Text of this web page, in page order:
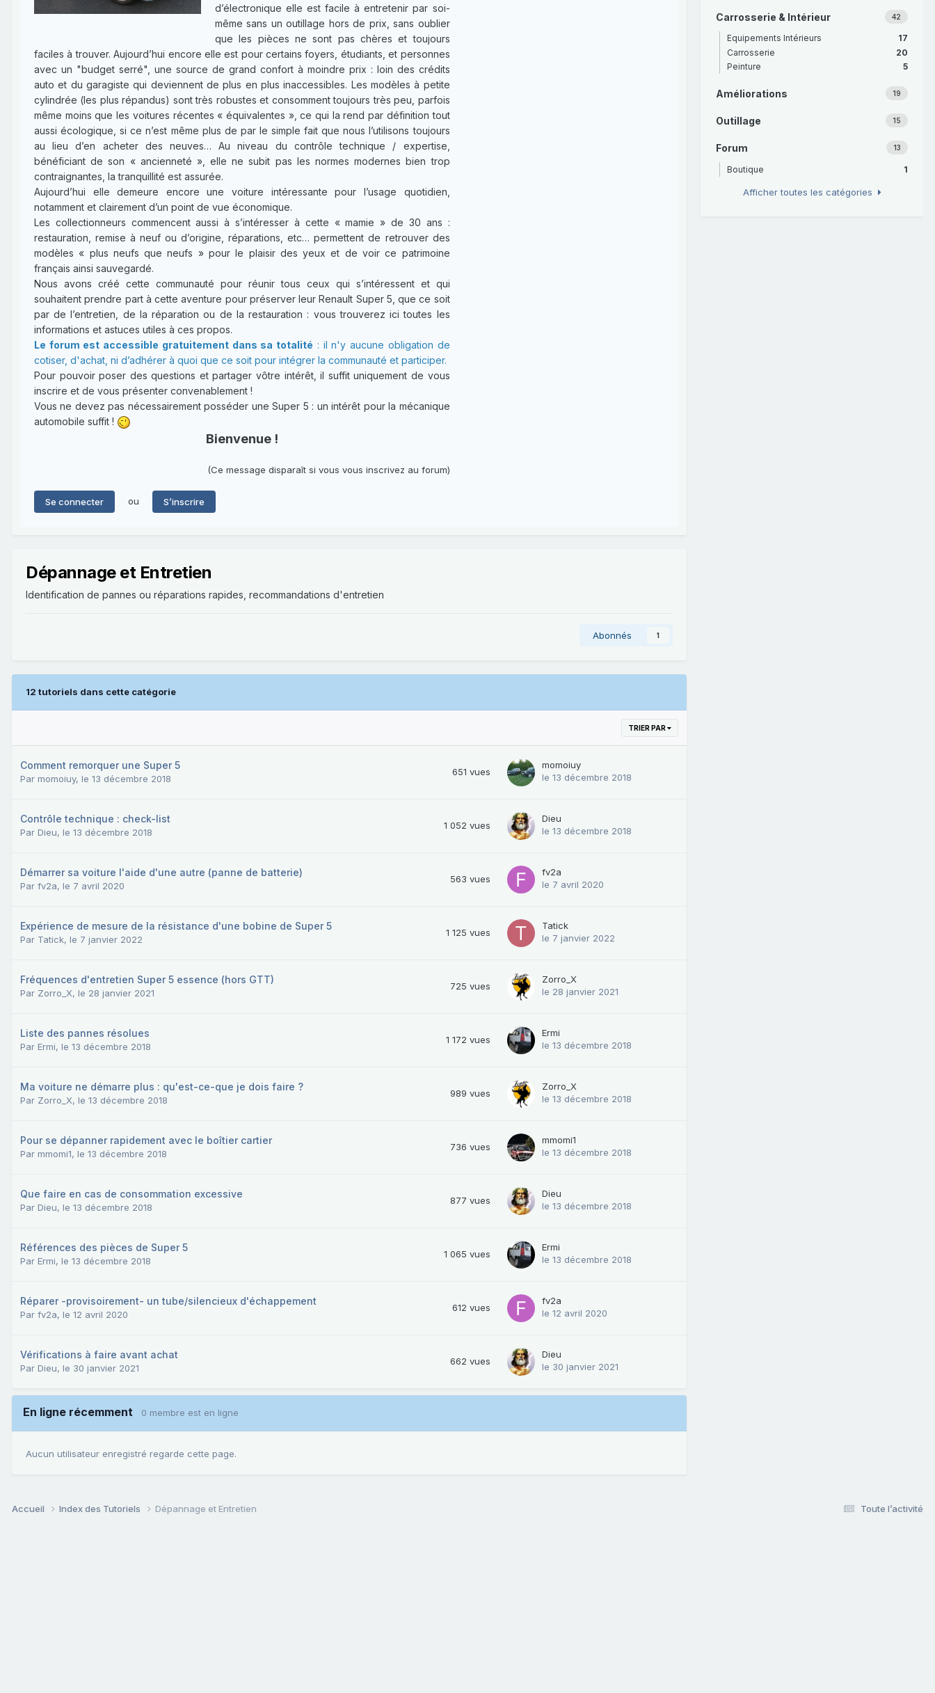
d’électronique elle est facile à entretenir par soi-
même sans un outillage hors de prix, sans oublier
que les pièces ne sont pas chères et toujours
faciles à trouver. Aujourd’hui encore elle est pour certains foyers, étudiants, et personnes
avec un "budget serré", une source de grand confort à moindre prix : loin des crédits
auto et du garagiste qui deviennent de plus en plus inaccessibles. Les modèles à petite
cylindrée (les plus répandus) sont très robustes et consomment toujours très peu, parfois
même moins que les voitures récentes « équivalentes », ce qui la rend par définition tout
aussi écologique, si ce n’est même plus de par le simple fait que nous l’utilisons toujours
au lieu d’en acheter des neuves… Au niveau du contrôle technique / expertise,
bénéficiant de son « ancienneté », elle ne subit pas les normes modernes bien trop
contraignantes, la tranquillité est assurée.
Aujourd’hui elle demeure encore une voiture intéressante pour l’usage quotidien,
notamment et clairement d’un point de vue économique.
Les collectionneurs commencent aussi à s’intéresser à cette « mamie » de 30 ans :
restauration, remise à neuf ou d’origine, réparations, etc… permettent de retrouver des
modèles « plus neufs que neufs » pour le plaisir des yeux et de voir ce patrimoine
français ainsi sauvegardé.
Nous avons créé cette communauté pour réunir tous ceux qui s’intéressent et qui
souhaitent prendre part à cette aventure pour préserver leur Renault Super 5, que ce soit
par de l’entretien, de la réparation ou de la restauration : vous trouverez ici toutes les
informations et astuces utiles à ces propos.
Le forum est accessible gratuitement dans sa totalité : il n'y aucune obligation de
cotiser, d'achat, ni d’adhérer à quoi que ce soit pour intégrer la communauté et participer.
Pour pouvoir poser des questions et partager vôtre intérêt, il suffit uniquement de vous
inscrire et de vous présenter convenablement !
Vous ne devez pas nécessairement posséder une Super 5 : un intérêt pour la mécanique
automobile suffit !
Bienvenue !
(Ce message disparaît si vous vous inscrivez au forum)
Se connecter ou S’inscrire
Dépannage et Entretien
Identification de pannes ou réparations rapides, recommandations d'entretien
Abonnés 1
12 tutoriels dans cette catégorie
TRIER PAR
Comment remorquer une Super 5
Par momoiuy, le 13 décembre 2018
651 vues
momoiuy
le 13 décembre 2018
Contrôle technique : check-list
Par Dieu, le 13 décembre 2018
1 052 vues
Dieu
le 13 décembre 2018
Démarrer sa voiture l'aide d'une autre (panne de batterie)
Par fv2a, le 7 avril 2020
563 vues
fv2a
le 7 avril 2020
Expérience de mesure de la résistance d'une bobine de Super 5
Par Tatick, le 7 janvier 2022
1 125 vues
Tatick
le 7 janvier 2022
Fréquences d'entretien Super 5 essence (hors GTT)
Par Zorro_X, le 28 janvier 2021
725 vues
Zorro_X
le 28 janvier 2021
Liste des pannes résolues
Par Ermi, le 13 décembre 2018
1 172 vues
Ermi
le 13 décembre 2018
Ma voiture ne démarre plus : qu'est-ce-que je dois faire ?
Par Zorro_X, le 13 décembre 2018
989 vues
Zorro_X
le 13 décembre 2018
Pour se dépanner rapidement avec le boîtier cartier
Par mmomi1, le 13 décembre 2018
736 vues
mmomi1
le 13 décembre 2018
Que faire en cas de consommation excessive
Par Dieu, le 13 décembre 2018
877 vues
Dieu
le 13 décembre 2018
Références des pièces de Super 5
Par Ermi, le 13 décembre 2018
1 065 vues
Ermi
le 13 décembre 2018
Réparer -provisoirement- un tube/silencieux d'échappement
Par fv2a, le 12 avril 2020
612 vues
fv2a
le 12 avril 2020
Vérifications à faire avant achat
Par Dieu, le 30 janvier 2021
662 vues
Dieu
le 30 janvier 2021
En ligne récemment 0 membre est en ligne
Aucun utilisateur enregistré regarde cette page.
42
Carrosserie & Intérieur
17
Equipements Intérieurs
20
Carrosserie
5
Peinture
19
Améliorations
15
Outillage
13
Forum
1
Boutique
Afficher toutes les catégories
Toute l’activité
Accueil Index des Tutoriels Dépannage et Entretien